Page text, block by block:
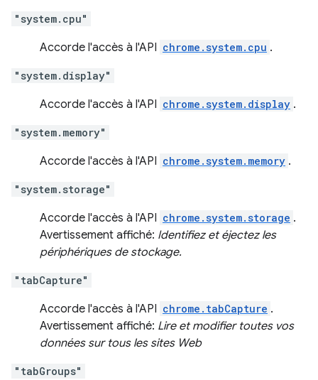
"system.cpu"
Accorde l'accès à l'API chrome.system.cpu .
"system.display"
Accorde l'accès à l'API chrome.system.display .
"system.memory"
Accorde l'accès à l'API chrome.system.memory .
"system.storage"
Accorde l'accès à l'API chrome.system.storage .
Avertissement affiché: Identifiez et éjectez les
périphériques de stockage.
"tabCapture"
Accorde l'accès à l'API chrome.tabCapture .
Avertissement affiché: Lire et modifier toutes vos
données sur tous les sites Web
"tabGroups"